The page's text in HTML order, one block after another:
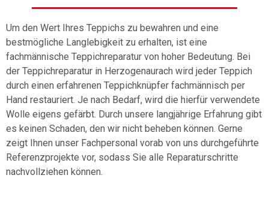
Um den Wert Ihres Teppichs zu bewahren und eine
bestmögliche Langlebigkeit zu erhalten, ist eine
fachmännische Teppichreparatur von hoher Bedeutung. Bei
der Teppichreparatur in Herzogenaurach wird jeder Teppich
durch einen erfahrenen Teppichknüpfer fachmännisch per
Hand restauriert. Je nach Bedarf, wird die hierfür verwendete
Wolle eigens gefärbt. Durch unsere langjährige Erfahrung gibt
es keinen Schaden, den wir nicht beheben können. Gerne
zeigt Ihnen unser Fachpersonal vorab von uns durchgeführte
Referenzprojekte vor, sodass Sie alle Reparaturschritte
nachvollziehen können.